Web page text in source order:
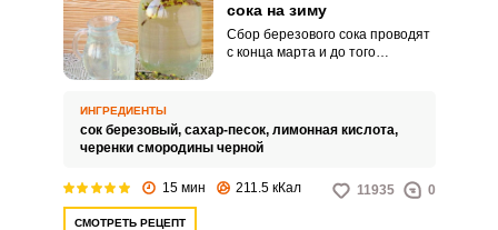
сока на зиму
Сбор березового сока проводят
с конца марта и до того
сохранить сок на длительное
время можно
консервированием.
ИНГРЕДИЕНТЫ
сок березовый, сахар-песок, лимонная кислота,
черенки смородины черной
15 мин 211.5 кКал 11935 0
СМОТРЕТЬ РЕЦЕПТ